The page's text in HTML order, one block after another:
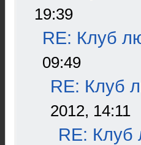
19:39
RE: Клуб
09:49
RE: Клуб
2012, 14:11
RE: Клуб